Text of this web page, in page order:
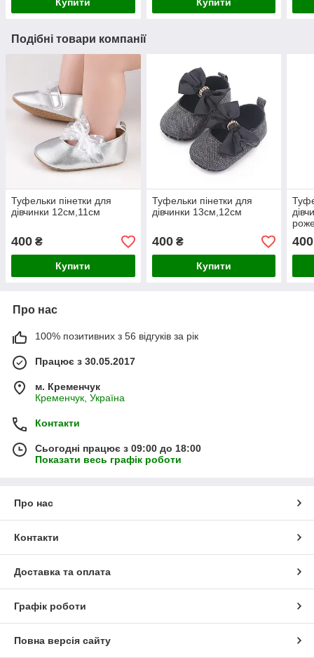
Подібні товари компанії
Туфельки пінетки для
дівчинки 12см,11см
400 ₴
Купити
Туфельки пінетки для
дівчинки 13см,12см
400₴
Купити
400
Про нас
100% позитивних з 56 відгуків за рік
Працює з 30.05.2017
м. Кременчук
Кременчук, Україна
Контакти
Сьогодні працює з 09:00 до 18:00
Показати весь графік роботи
Про нас
Контакти
Доставка та оплата
Графік роботи
Повна версія сайту